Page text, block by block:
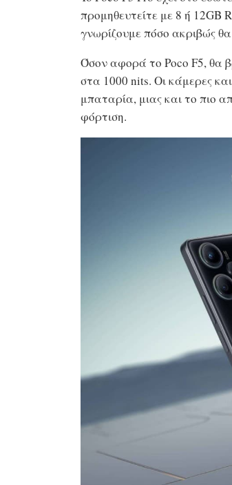
προμηθευτείτε με 8 ή 12GB
γνωρίζουμε πόσο ακριβώς
Όσον αφορά το Poco F5, θα
στα 1000 nits. Οι κάμερες
μπαταρία, μιας και το πιο
φόρτιση.